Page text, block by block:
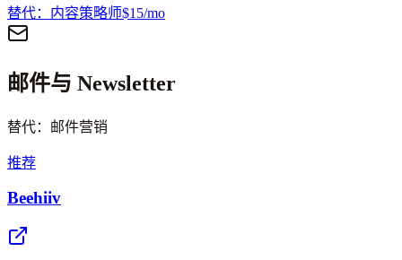
替代：内容策略师$15/mo
邮件与 Newsletter
替代：邮件营销
推荐
Beehiiv